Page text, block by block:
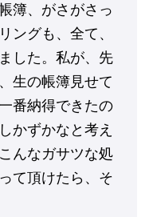
簿、がさがさっ
ングも、全て、
した。私が、先
生の帳簿見せて
番納得できたの
かずかなと考え
んなガサツな処
て頂けたら、そ